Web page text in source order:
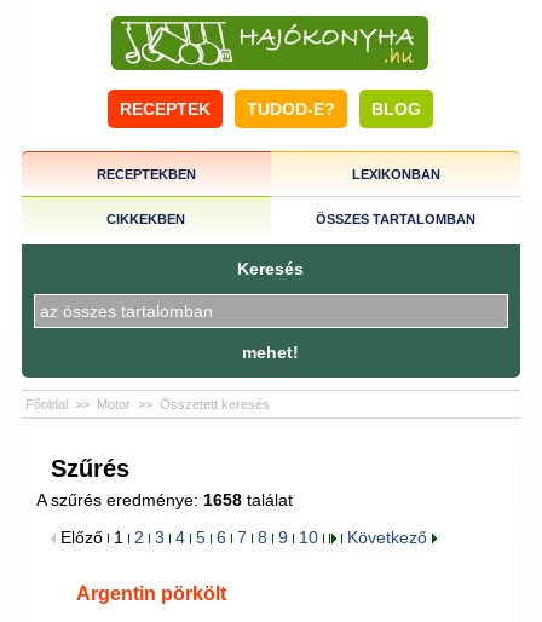
RECEPTEK TUDOD-E? BLOG
RECEPTEKBEN LEXIKONBAN
CIKKEKBEN ÖSSZES TARTALOMBAN
Keresés
mehet!
Főoldal >> Motor >> Összetett keresés
Szűrés
A szűrés eredménye: 1658 találat
Előző
1 2 3 4 5 6 7 8 9 10 Következő
Argentin pörkölt